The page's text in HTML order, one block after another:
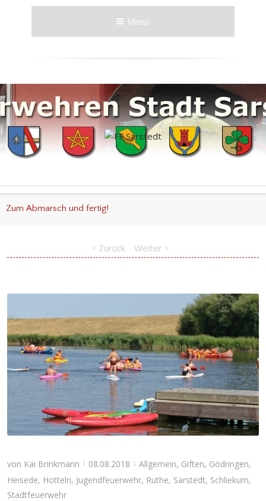
Menü
Zum Abmarsch und fertig!
Zurück Weiter
von Kai Brinkmann | 08.08.2018 | Allgemein, Giften, Gödringen,
Heisede, Hotteln, Jugendfeuerwehr, Ruthe, Sarstedt, Schliekum,
Stadtfeuerwehr